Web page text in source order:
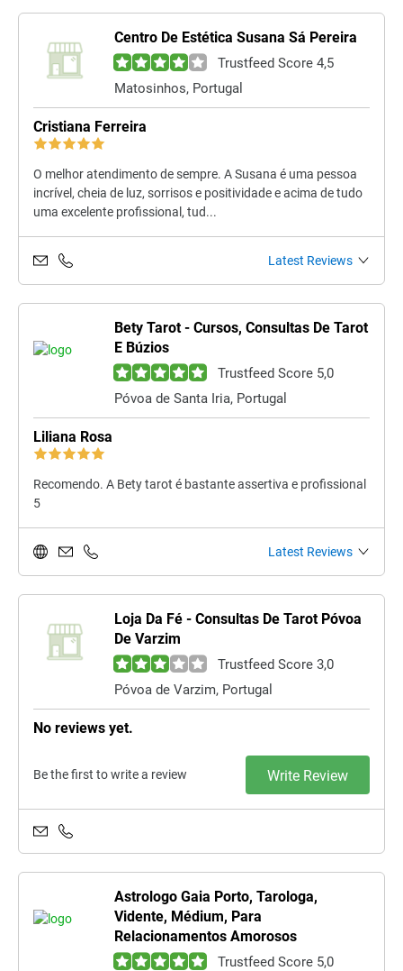
Centro De Estética Susana Sá Pereira
Trustfeed Score 4,5
Matosinhos, Portugal
Cristiana Ferreira
O melhor atendimento de sempre. A Susana é uma pessoa
incrível, cheia de luz, sorrisos e positividade e acima de tudo
uma excelente profissional, tud...
Latest Reviews
Bety Tarot - Cursos, Consultas De Tarot
E Búzios
Trustfeed Score 5,0
Póvoa de Santa Iria, Portugal
Liliana Rosa
Recomendo. A Bety tarot é bastante assertiva e profissional
5
Latest Reviews
Loja Da Fé - Consultas De Tarot Póvoa
De Varzim
Trustfeed Score 3,0
Póvoa de Varzim, Portugal
No reviews yet.
Be the first to write a review Write Review
Astrologo Gaia Porto, Tarologa,
Vidente, Médium, Para
Relacionamentos Amorosos
Trustfeed Score 5,0